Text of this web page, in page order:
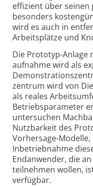
effizient über seinen
besonders
wird es auch in
Arbeitsplätze und
Die Prototyp-Anlage
aufnahme wird als
zentrum wird von
als reales
Betriebs­parameter
untersuchen
Nutzbarkeit des
Vorhersage-
Inbetrieb­nahme
Endanwender, die
teilnehmen wollen,
verfügbar.